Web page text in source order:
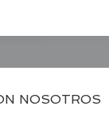
NOSOTROS